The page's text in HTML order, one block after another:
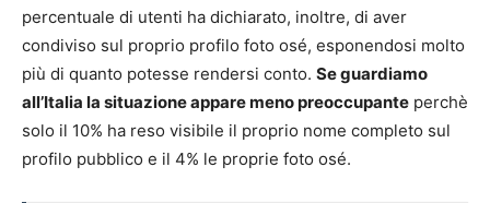
percentuale di utenti ha dichiarato, inoltre, di aver
condiviso sul proprio profilo foto osé, esponendosi molto
più di quanto potesse rendersi conto. Se guardiamo
all’Italia la situazione appare meno preoccupante perchè
solo il 10% ha reso visibile il proprio nome completo sul
profilo pubblico e il 4% le proprie foto osé.